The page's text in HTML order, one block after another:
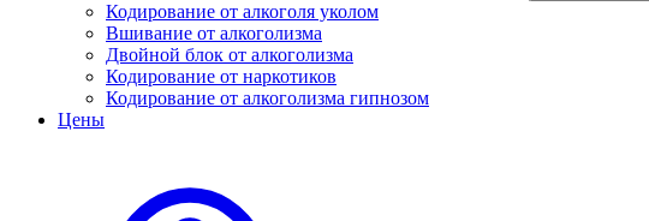
Кодирование от алкоголя уколом
Вшивание от алкоголизма
Двойной блок от алкоголизма
Кодирование от наркотиков
Кодирование от алкоголизма гипнозом
Цены